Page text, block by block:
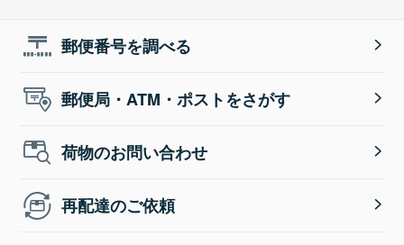
郵便番号を調べる
郵便局・ATM・ポストをさがす
荷物のお問い合わせ
再配達のご依頼